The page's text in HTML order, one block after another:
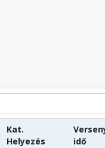
Kat.
Helyezés
idő